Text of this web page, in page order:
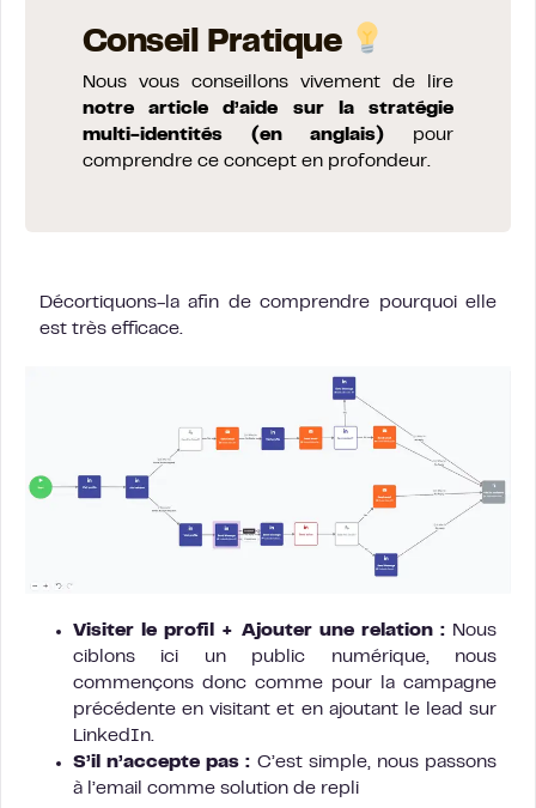
Conseil Pratique
Nous vous conseillons vivement de lire
notre article d’aide sur la stratégie
multi-identités (en anglais) pour
comprendre ce concept en profondeur.
Décortiquons-la afin de comprendre pourquoi elle
est très efficace.
Visiter le profil + Ajouter une relation :Nous
ciblons ici un public numérique, nous
commençons donc comme pour la campagne
précédente en visitant et en ajoutant le lead sur
LinkedIn.
S’il n’accepte pas : C’est simple, nous passons
à l’email comme solution de repli